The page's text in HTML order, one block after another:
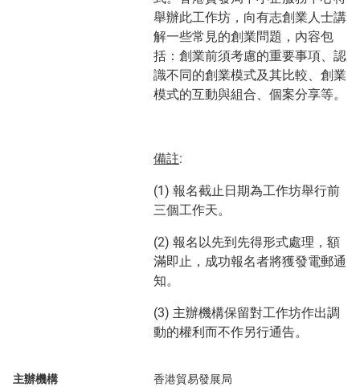
舉辦此工作坊，向有志創業人士講
解一些常見的創業問題，內容包
括：創業前須考慮的重要事項、認
識不同的創業模式及其比較、創業
模式的互動與組合、個案分享等。
備註:
(1) 報名截止日期為工作坊舉行前
三個工作天。
(2) 報名以先到先得形式處理，額
滿即止，成功報名者將獲發電郵通
知。
(3) 主辦機構保留對工作坊作出調
動的權利而不作另行通告。
主辦機構 香港貿易發展局